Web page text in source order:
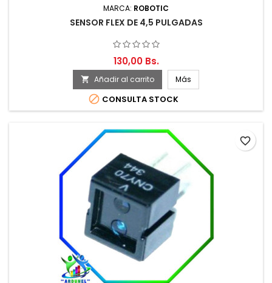
MARCA: ROBOTIC
SENSOR FLEX DE 4,5 PULGADAS
130,00 Bs.
 Añadir al carrito Más
 CONSULTA STOCK
favorite_border